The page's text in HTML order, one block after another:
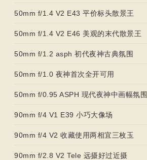
50mm f/1.4 V2 E43 平价标头散景王
50mm f/1.4 V2 E46 美观的末代散景王
50mm f/1.2 asph 初代夜神古典氛围
50mm f/1.0 夜神首次全开可用
50mm f/0.95 ASPH 现代夜神中画幅氛围
90mm f/4 V1 E39 小巧大像场
90mm f/4 V2 收藏使用两相宜三枚玉
90mm f/2.8 V2 Tele 远摄好过近摄